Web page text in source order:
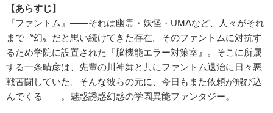
【あらすじ】
『ファントム』――それは幽霊・妖怪・UMAなど、人々がそれ
まで〝幻〟だと思い続けてきた存在。そのファントムに対抗す
るため学院に設置された『脳機能エラー対策室』。そこに所属
する一条晴彦は、先輩の川神舞と共にファントム退治に日々悪
戦苦闘していた。そんな彼らの元に、今日もまた依頼が飛び込
んでくる――。魅惑誘惑幻惑の学園異能ファンタジー。